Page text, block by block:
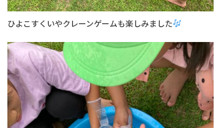
ひよこすくいやクレーンゲームも楽しみました